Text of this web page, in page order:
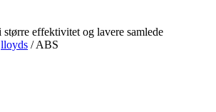
effektivitet og lavere samlede
lloyds / ABS